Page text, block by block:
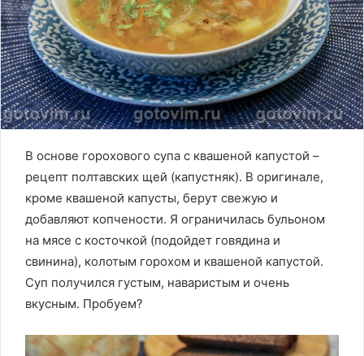
В основе горохового супа с квашеной капустой –
рецепт полтавских щей (капустняк). В оригинале,
кроме квашеной капусты, берут свежую и
добавляют копчености. Я ограничилась бульоном
на мясе с косточкой (подойдет говядина и
свинина), колотым горохом и квашеной капустой.
Суп получился густым, наваристым и очень
вкусным. Пробуем?